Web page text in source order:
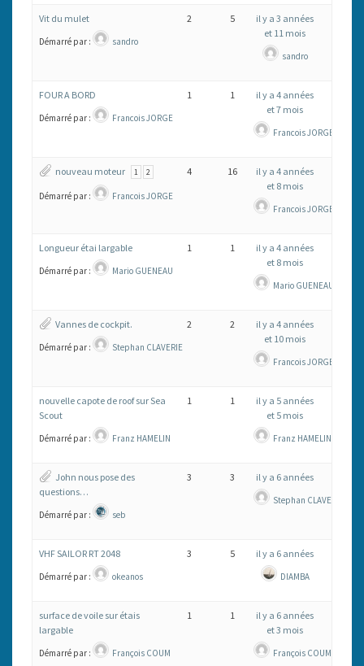
Vit du mulet
Démarré par : sandro
2 5
il y a 3 années
et 11 mois
sandro
FOUR A BORD
Démarré par : Francois JORGE
1 1
il y a 4 années
et 7 mois
Francois JORGE
nouveau moteur 1 2
Démarré par : Francois JORGE
4 16
il y a 4 années
et 8 mois
Francois JORGE
Longueur étai largable
Démarré par : Mario GUENEAU
1 1
il y a 4 années
et 8 mois
Mario GUENEAU
Vannes de cockpit.
Démarré par : Stephan CLAVERIE
2 2
il y a 4 années
et 10 mois
Francois JORGE
nouvelle capote de roof sur Sea
Scout
Démarré par : Franz HAMELIN
1 1
il y a 5 années
et 5 mois
Franz HAMELIN
John nous pose des
questions…
Démarré par : seb
3 3 il y a 6 années
Stephan CLAVERIE
VHF SAILOR RT 2048
Démarré par : okeanos
3 5 il y a 6 années
DIAMBA
surface de voile sur étais
largable
Démarré par : François COUM
1 1
il y a 6 années
et 3 mois
François COUM